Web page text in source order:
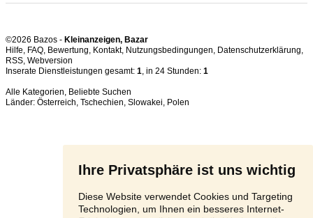
Ihre Privatsphäre ist uns wichtig
Diese Website verwendet Cookies und Targeting
Technologien, um Ihnen ein besseres Internet-
©2026 Bazos - Kleinanzeigen, Bazar
Hilfe, FAQ, Bewertung, Kontakt, Nutzungsbedingungen, Datenschutzerklärung,
RSS,
Inserate Dienstleistungen gesamt: 1, in 24 Stunden: 1
Alle Kategorien, Beliebte Suchen
Länder: Österreich, Tschechien, Slowakei, Polen